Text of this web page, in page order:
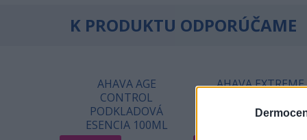
K PRODUKTU ODPORÚČAME
AHAVA AGE
CONTROL
PODKLADOVÁ
ESENCIA 100ML
AHAVA EXTREME
KRÉM 15ML